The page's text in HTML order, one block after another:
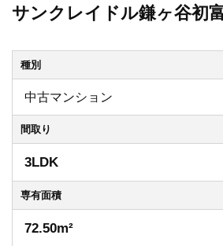
サンクレイドル鎌ヶ谷初
種別
中古マンション
間取り
3LDK
専有面積
72.50m²